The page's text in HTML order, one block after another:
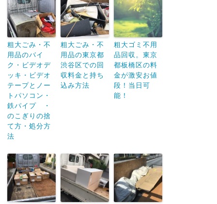
粗大ごみ・不
用品のバイ
ク・ビデオデ
ッキ・ビデオ
テープとノー
トパソコン・
鉄パイプ ・
のこぎりの捨
て方・処分方
法
粗大ごみ・不
用品の東京都
渋谷区での回
収料金と持ち
込み方法
粗大ゴミ不用
品回収。東京
都板橋区の料
金が激安お値
段！当日可
能！